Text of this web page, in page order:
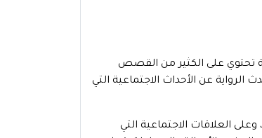
تحتوي على الكثير من القصص
عن الأحداث الاجتماعية التي
العلاقات الاجتماعية التي